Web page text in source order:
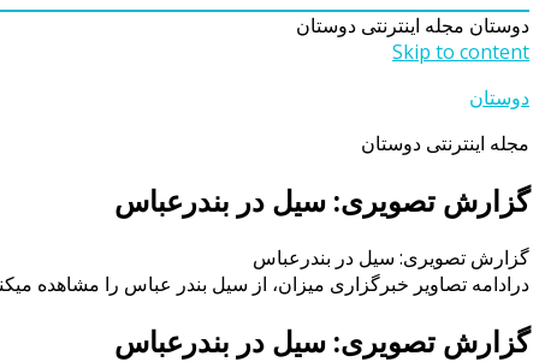
دوستان مجله اینترنتی دوستان
Skip to content
دوستان
مجله اینترنتی دوستان
گزارش تصویری: سیل در بندرعباس
گزارش تصویری: سیل در بندرعباس
درادامه تصاویر خبرگزاری میزان، از سیل بندر عباس را مشاهده
گزارش تصویری: سیل در بندرعباس